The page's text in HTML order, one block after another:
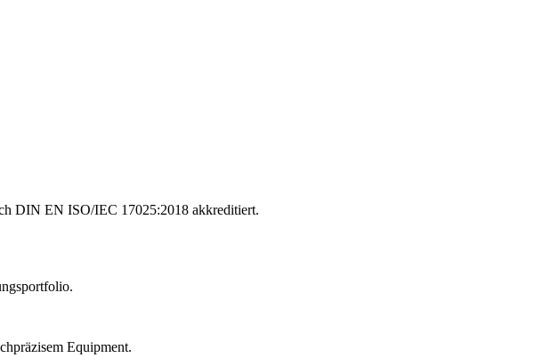
DIN EN ISO/IEC 17025:2018 akkreditiert.
Equipment.